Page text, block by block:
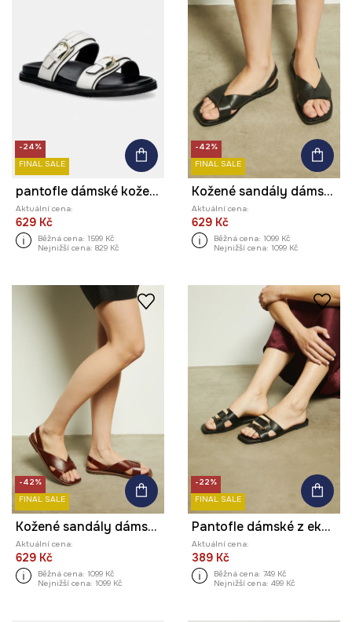
-24%
FINAL SALE
pantofle dámské kožené
Aktuální cena:
629 Kč
Běžná cena: 1599 Kč
Nejnižší cena: 829 Kč
-42%
FINAL SALE
Kožené sandály dámské černá barva
Aktuální cena:
629 Kč
Běžná cena: 1099 Kč
Nejnižší cena: 1099 Kč
-42%
FINAL SALE
Kožené sandály dámské hnědá barva
Aktuální cena:
629 Kč
Běžná cena: 1099 Kč
Nejnižší cena: 1099 Kč
-22%
FINAL SALE
Pantofle dámské z ekokůže černá barva
Aktuální cena:
389 Kč
Běžná cena: 749 Kč
Nejnižší cena: 499 Kč